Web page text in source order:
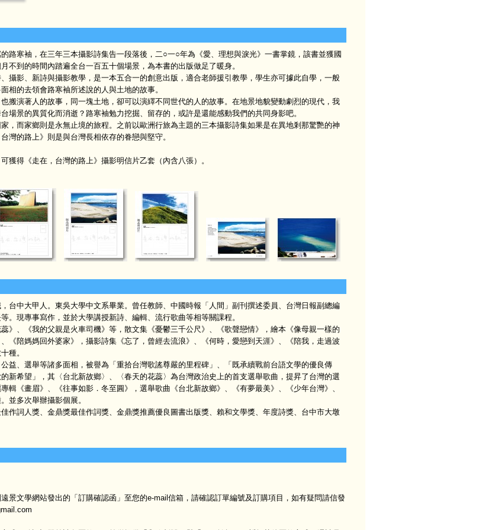
寒袖，在三年三本攝影詩集告一段落後，二○一○年為《愛、理想與淚光》一書掌鏡，該書並獲國
不到的時間內踏遍全台一百五十個場景，為本書的出版做足了暖身。
影、新詩與攝影教學，是一本五合一的創意出版，適合老師援引教學，學生亦可據此自學，一般
相的去領會路寒袖所述說的人與土地的故事。
演著人的故事，同一塊土地，卻可以演繹不同世代的人的故事。在地景地貌變動劇烈的現代，我
場景的異質化而消逝？路寒袖勉力挖掘、留存的，或許是還能感動我們的共同身影吧。
而家鄉則是永無止境的旅程。之前以歐洲行旅為主題的三本攝影詩集如果是在異地剎那驚艷的神
灣的路上》則是與台灣長相依存的眷戀與堅守。
得《走在，台灣的路上》攝影明信片乙套（內含八張）。
中大甲人。東吳大學中文系畢業。曾任教師、中國時報「人間」副刊撰述委員、台灣日報副總編
。現專事寫作，並於大學講授新詩、編輯、流行歌曲等相等關課程。
、《我的父親是火車司機》等，散文集《憂鬱三千公尺》、《歌聲戀情》，繪本《像母親一樣的
《陪媽媽回外婆家》，攝影詩集《忘了，曾經去流浪》、《何時，愛戀到天涯》、《陪我，走過波
種。
、選舉等諸多面相，被譽為「重拾台灣歌謠尊嚴的里程碑」、「既承續戰前台語文學的優良傳
新希望」，其〈台北新故鄉〉、〈春天的花蕊〉為台灣政治史上的首支選舉歌曲，提昇了台灣的選
輯《畫眉》、《往事如影．冬至圓》，選舉歌曲《台北新故鄉》、《有夢最美》、《少年台灣》、
並多次舉辦攝影個展。
詞人獎、金鼎獎最佳作詞獎、金鼎獎推薦優良圖書出版獎、賴和文學獎、年度詩獎、台中市大墩
景文學網站發出的「訂購確認函」至您的e-mail信箱，請確認訂單編號及訂購項目，如有疑問請信發